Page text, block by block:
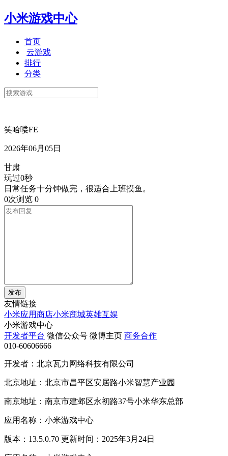
小米游戏中心
首页
云游戏
排行
分类
笑哈喽FE
2026年06月05日
甘肃
玩过0秒
日常任务十分钟做完，很适合上班摸鱼。
0次浏览 0
发布
友情链接
小米应用商店小米商城英雄互娱
小米游戏中心
开发者平台 微信公众号 微博主页 商务合作
010-60606666
开发者：北京瓦力网络科技有限公司
北京地址：北京市昌平区安居路小米智慧产业园
南京地址：南京市建邺区永初路37号小米华东总部
应用名称：小米游戏中心
版本：13.5.0.70 更新时间：2025年3月24日